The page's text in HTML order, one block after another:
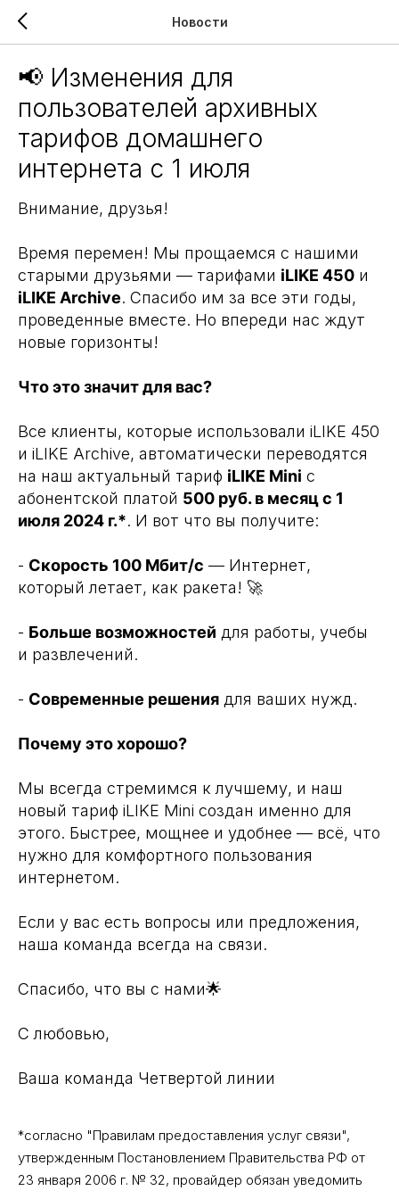
Новости
📢 Изменения для
пользователей архивных
тарифов домашнего
интернета с 1 июля
Внимание, друзья!
Время перемен! Мы прощаемся с нашими
старыми друзьями — тарифами iLIKE 450 и
iLIKE Archive. Спасибо им за все эти годы,
проведенные вместе. Но впереди нас ждут
новые горизонты!
Что это значит для вас?
Все клиенты, которые использовали iLIKE 450
и iLIKE Archive, автоматически переводятся
на наш актуальный тариф iLIKE Mini с
абонентской платой 500 руб. в месяц с 1
июля 2024 г.*. И вот что вы получите:
- Скорость 100 Мбит/с — Интернет,
который летает, как ракета! 🚀
- Больше возможностей для работы, учебы
и развлечений.
- Современные решения для ваших нужд.
Почему это хорошо?
Мы всегда стремимся к лучшему, и наш
новый тариф iLIKE Mini создан именно для
этого. Быстрее, мощнее и удобнее — всё, что
нужно для комфортного пользования
интернетом.
Если у вас есть вопросы или предложения,
наша команда всегда на связи.
Спасибо, что вы с нами🌟
С любовью,
Ваша команда Четвертой линии
*согласно "Правилам предоставления услуг связи",
утвержденным Постановлением Правительства РФ от
23 января 2006 г. № 32, провайдер обязан уведомить